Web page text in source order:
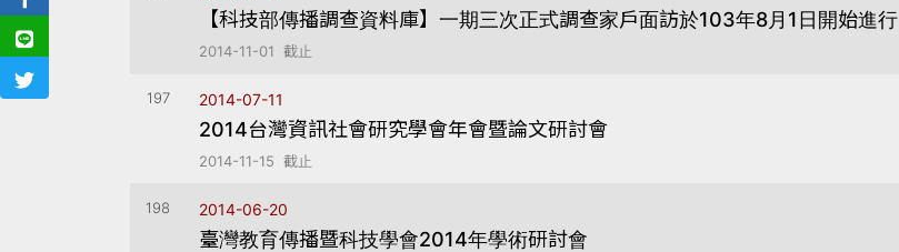
【科技部傳播調查資料庫】一期三次正式調查家戶面訪於103年8月1日開始進行
2014-11-01 截止
197 2014-07-11
2014台灣資訊社會研究學會年會暨論文研討會
2014-11-15 截止
198 2014-06-20
臺灣教育傳播暨科技學會2014年學術研討會